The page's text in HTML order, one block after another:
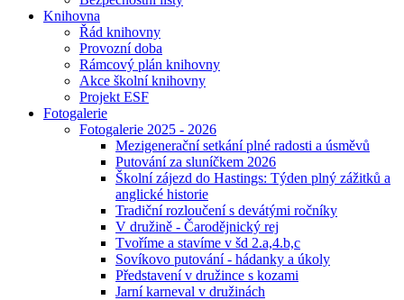
Knihovna
Řád knihovny
Provozní doba
Rámcový plán knihovny
Akce školní knihovny
Projekt ESF
Fotogalerie
Fotogalerie 2025 - 2026
Mezigenerační setkání plné radosti a úsměvů
Putování za sluníčkem 2026
Školní zájezd do Hastings: Týden plný zážitků a
anglické historie
Tradiční rozloučení s devátými ročníky
V družině - Čarodějnický rej
Tvoříme a stavíme v šd 2.a,4.b,c
Sovíkovo putování - hádanky a úkoly
Představení v družince s kozami
Jarní karneval v družinách